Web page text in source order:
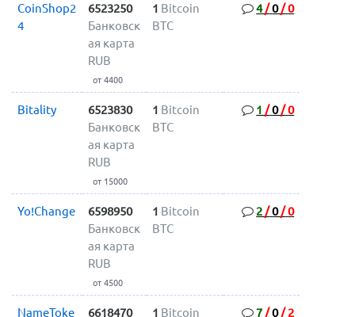
CoinShop2
4
6523250
Банковск
ая карта
RUB
от 4400
1 Bitcoin
BTC
4/0/0
Bitality
6523830
Банковск
ая карта
RUB
от 15000
1 Bitcoin
BTC
1 /0/0
Yo!Change
6598950
Банковск
ая карта
RUB
от 4500
1 Bitcoin
BTC
2 /0/0
NameToke 6618470 1 Bitcoin 7/0/ 2